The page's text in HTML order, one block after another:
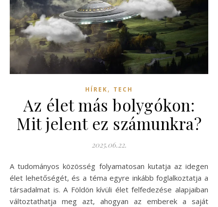
HÍREK, TECH
Az élet más bolygókon:
Mit jelent ez számunkra?
2025.06.22.
A tudományos közösség folyamatosan kutatja az idegen
élet lehetőségét, és a téma egyre inkább foglalkoztatja a
társadalmat is. A Földön kívüli élet felfedezése alapjaiban
változtathatja meg azt, ahogyan az emberek a saját